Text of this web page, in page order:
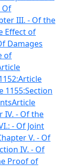
Of
III. - Of the
Effect of
Damages
of
Article
1155:Section
Article
IV. - Of the
- Of Joint
V. - Of
IV. - Of
Proof of